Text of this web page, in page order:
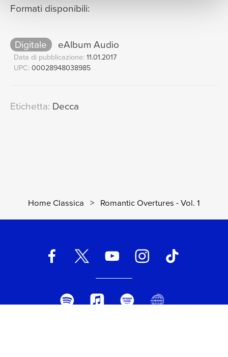
Formati disponibili:
Digitale eAlbum Audio
Data di pubblicazione: 11.01.2017
UPC: 00028948038985
Etichetta: Decca
Home Classica > Romantic Overtures - Vol. 1